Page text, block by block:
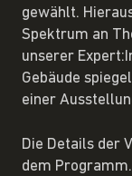
gewählt.
Spektrum an
unserer
Gebäude
einer
Die Details der
dem Programm.